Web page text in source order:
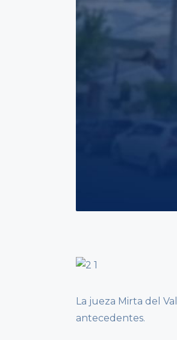
La jueza Mirta del
antecedentes.